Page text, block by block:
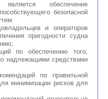
обеспечение
безопасной
и операторов
пригодности судна
по обеспечению того,
надлежащими средствами
по правильной
минимизации рисков для